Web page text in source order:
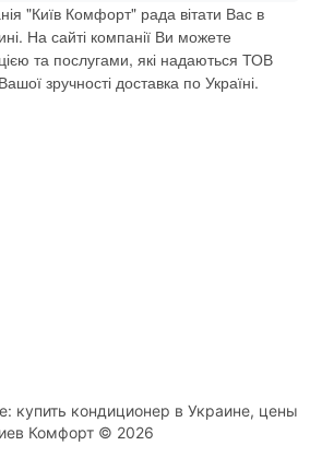
"Київ Комфорт" рада вітати Вас в
На сайті компанії Ви можете
та послугами, які надаються ТОВ
зручності доставка по Україні.
купить кондиционер в Украине, цены
Комфорт © 2026